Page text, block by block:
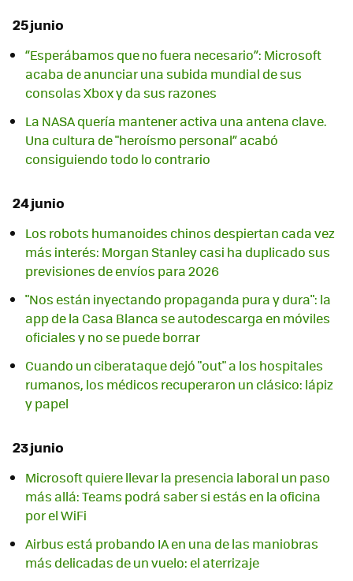
25 junio
“Esperábamos que no fuera necesario”: Microsoft
acaba de anunciar una subida mundial de sus
consolas Xbox y da sus razones
La NASA quería mantener activa una antena clave.
Una cultura de "heroísmo personal” acabó
consiguiendo todo lo contrario
24 junio
Los robots humanoides chinos despiertan cada vez
más interés: Morgan Stanley casi ha duplicado sus
previsiones de envíos para 2026
"Nos están inyectando propaganda pura y dura": la
app de la Casa Blanca se autodescarga en móviles
oficiales y no se puede borrar
Cuando un ciberataque dejó "out" a los hospitales
rumanos, los médicos recuperaron un clásico: lápiz
y papel
23 junio
Microsoft quiere llevar la presencia laboral un paso
más allá: Teams podrá saber si estás en la oficina
por el WiFi
Airbus está probando IA en una de las maniobras
más delicadas de un vuelo: el aterrizaje